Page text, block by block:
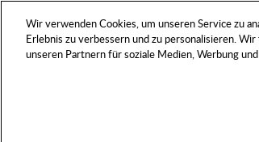
Wir verwenden Cookies, um unseren Service zu
Erlebnis zu verbessern und zu personalisieren.
unseren Partnern für soziale Medien, Werbung